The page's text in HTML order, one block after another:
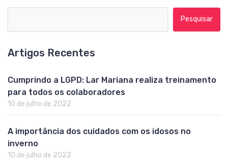
Artigos Recentes
Cumprindo a LGPD: Lar Mariana realiza treinamento
para todos os colaboradores
10 de julho de 2022
A importância dos cuidados com os idosos no
inverno
10 de julho de 2022